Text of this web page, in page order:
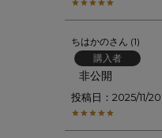
ちはかの
1
購入者
非公開
投稿日 2025/11/20